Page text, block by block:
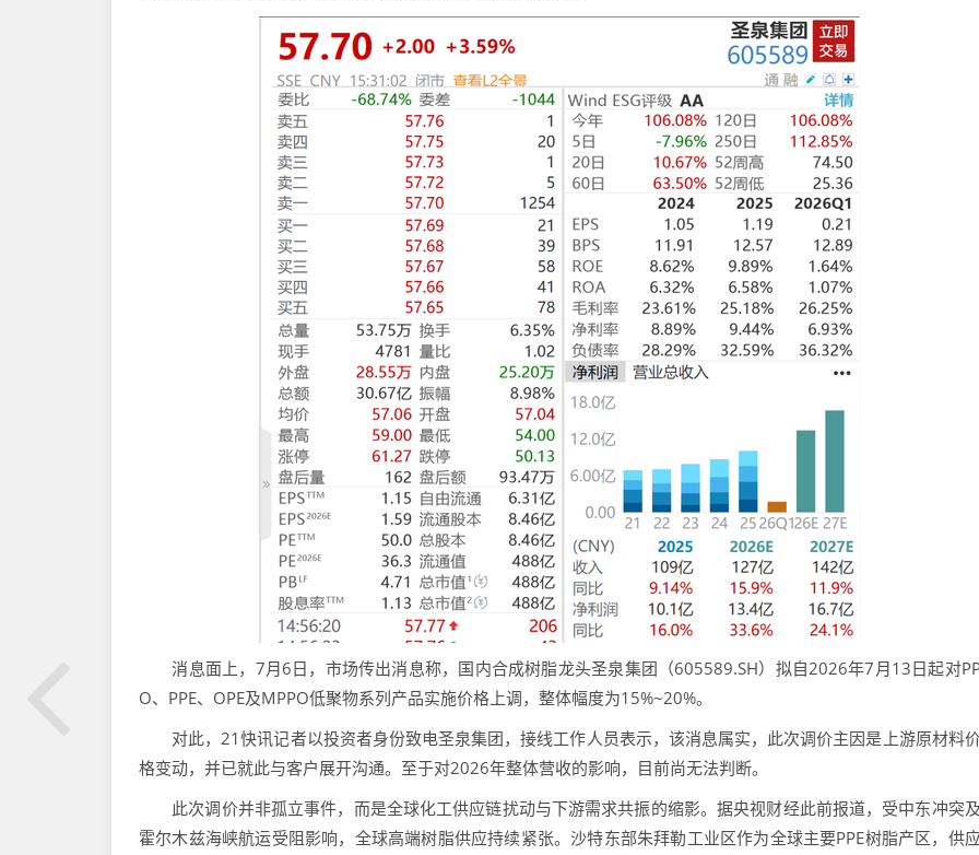
消息面上，7月6日，市场传出消息称，国内合成树脂龙头圣泉集团（605589.SH）拟自2026年7月13日起对
O、PPE、OPE及MPPO低聚物系列产品实施价格上调，整体幅度为15%~20%。
对此，21快讯记者以投资者身份致电圣泉集团，接线工作人员表示，该消息属实，此次调价主因是上游原材料
格变动，并已就此与客户展开沟通。至于对2026年整体营收的影响，目前尚无法判断。
此次调价并非孤立事件，而是全球化工供应链扰动与下游需求共振的缩影。据央视财经此前报道，受中东冲突及
霍尔木兹海峡航运受阻影响，全球高端树脂供应持续紧张。沙特东部朱拜勒工业区作为全球主要PPE树脂产区，供应